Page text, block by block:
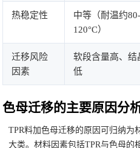
热稳定性
中等（耐温约80-
120°C）
迁移风险
因素
软段含量高、结
低
色母迁移的主要原因分
TPR料加色母迁移的原因可归纳为
大类。材料因素包括TPR与色母的